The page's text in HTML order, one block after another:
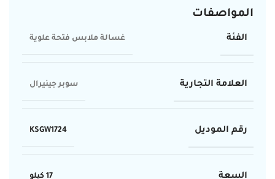
المواصفات
الفئة غسالة ملابس فتحة علوية
العلامة التجارية سوبر جينيرال
رقم الموديل KSGW1724
السعة 17 كيلو